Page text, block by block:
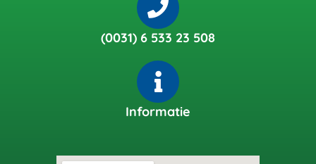
(0031) 6 533 23 508
Informatie